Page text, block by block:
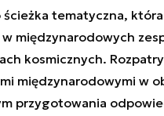
ścieżka tematyczna,
międzynarodowych
kosmicznych.
międzynarodowymi w
przygotowania